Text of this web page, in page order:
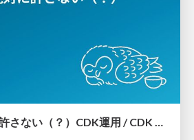
ドリフトを絶対に許さない（？）CDK運用 / CDK Ops with Zero Tolerance for Drifts (?)